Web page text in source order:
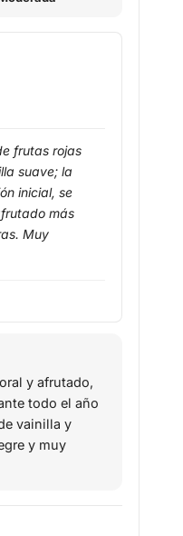
frutas rojas
suave; la
inicial, se
más
Muy
y afrutado,
todo el año
vainilla y
y muy